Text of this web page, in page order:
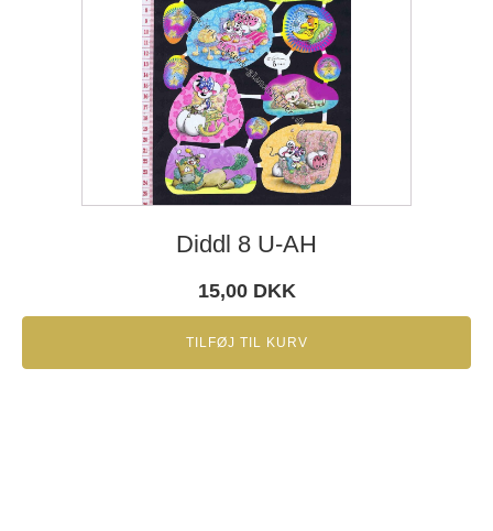
Diddl 8 U-AH
15,00 DKK
TILFØJ TIL KURV